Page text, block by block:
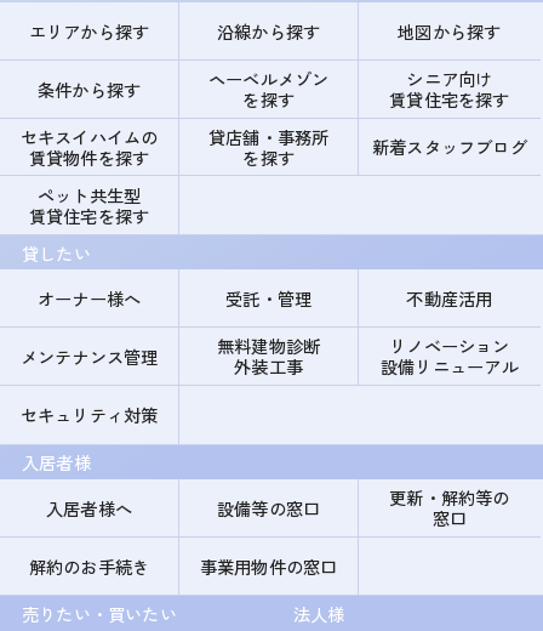
エリアから探す
沿線から探す 地図から探す
条件から探す
ヘーベルメゾン
を探す
シニア向け
賃貸住宅を探す
セキスイハイムの
賃貸物件を探す
貸店舗・事務所
を探す
新着スタッフブログ
ペット共生型
賃貸住宅を探す
貸したい
オーナー様へ
受託・管理 不動産活用
メンテナンス管理
無料建物診断
外装工事
リノベーション
設備リニューアル
セキュリティ対策
入居者様
入居者様へ
設備等の窓口
更新・解約等の
窓口
解約のお手続き
事業用物件の窓口
売りたい・買いたい
法人様